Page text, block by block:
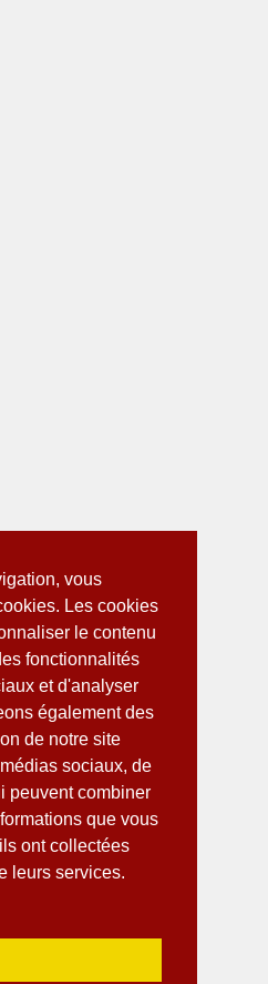
vous
Les cookies
le contenu
fonctionnalités
et d'analyser
également des
de notre site
sociaux, de
peuvent combiner
que vous
ont collectées
leurs services.